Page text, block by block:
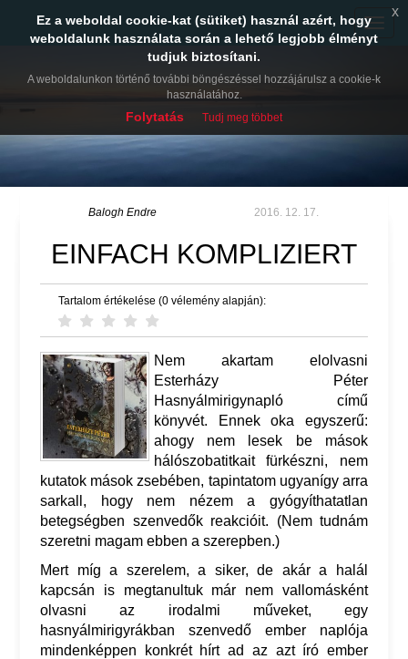
Toggle
Balogh Endre 2016. 12. 17.
EINFACH KOMPLIZIERT
Tartalom értékelése (0 vélemény alapján):
Nem akartam elolvasni
Esterházy Péter
Hasnyálmirigynapló című
könyvét. Ennek oka egyszerű:
ahogy nem lesek be mások
hálószobatitkait fürkészni, nem
kutatok mások zsebében, tapintatom ugyanígy arra
sarkall, hogy nem nézem a gyógyíthatatlan
betegségben szenvedők reakcióit. (Nem tudnám
szeretni magam ebben a szerepben.)
Mert míg a szerelem, a siker, de akár a halál
kapcsán is megtanultuk már nem vallomásként
olvasni az irodalmi műveket, egy
hasnyálmirigyrákban szenvedő ember naplója
mindenképpen konkrét hírt ad az azt író ember
Ez a weboldal cookie-kat (sütiket) használ azért, hogy
weboldalunk használata során a lehető legjobb élményt
tudjuk biztosítani.
A weboldalunkon történő további böngészéssel hozzájárulsz a cookie-k
használatához.
Folytatás Tudj meg többet
x